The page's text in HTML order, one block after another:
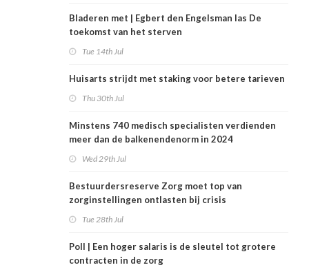
Bladeren met | Egbert den Engelsman las De
toekomst van het sterven
Tue 14th Jul
Huisarts strijdt met staking voor betere tarieven
Thu 30th Jul
Minstens 740 medisch specialisten verdienden
meer dan de balkenendenorm in 2024
Wed 29th Jul
Bestuurdersreserve Zorg moet top van
zorginstellingen ontlasten bij crisis
Tue 28th Jul
Poll | Een hoger salaris is de sleutel tot grotere
contracten in de zorg